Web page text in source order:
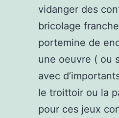
vidanger des
bricolage
portemine de
une oeuvre ( ou
avec
le troittoir ou la
pour ces jeux